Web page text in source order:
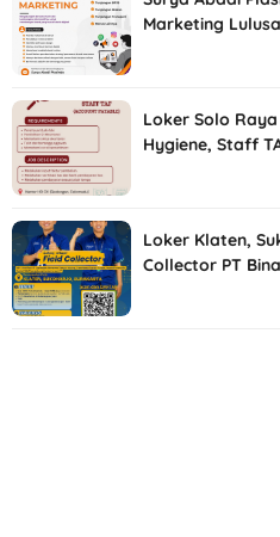
Marketing
Loker Solo
Hygiene, Staff
Loker Klaten,
Collector PT